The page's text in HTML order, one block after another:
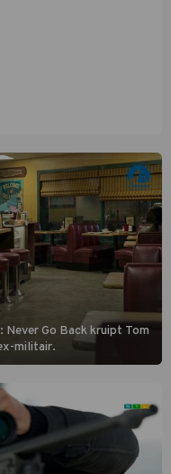
Never Go Back kruipt Tom
militair.